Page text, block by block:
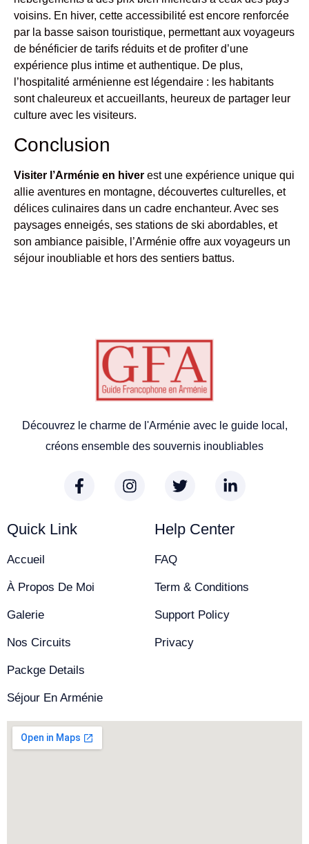
voisins. En hiver, cette accessibilité est encore renforcée
par la basse saison touristique, permettant aux voyageurs
de bénéficier de tarifs réduits et de profiter d’une
expérience plus intime et authentique. De plus,
l’hospitalité arménienne est légendaire : les habitants
sont chaleureux et accueillants, heureux de partager leur
culture avec les visiteurs.
Conclusion
Visiter l’Arménie en hiver est une expérience unique qui
allie aventures en montagne, découvertes culturelles, et
délices culinaires dans un cadre enchanteur. Avec ses
paysages enneigés, ses stations de ski abordables, et
son ambiance paisible, l’Arménie offre aux voyageurs un
séjour inoubliable et hors des sentiers battus.
Découvrez le charme de l'Arménie avec le guide local,
créons ensemble des souvernis inoubliables
Quick Link
Accueil
À Propos De Moi
Galerie
Nos Circuits
Packge Details
Séjour En Arménie
Help Center
FAQ
Term & Conditions
Support Policy
Privacy